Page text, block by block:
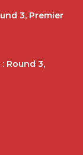
3, Premier
Round 3,